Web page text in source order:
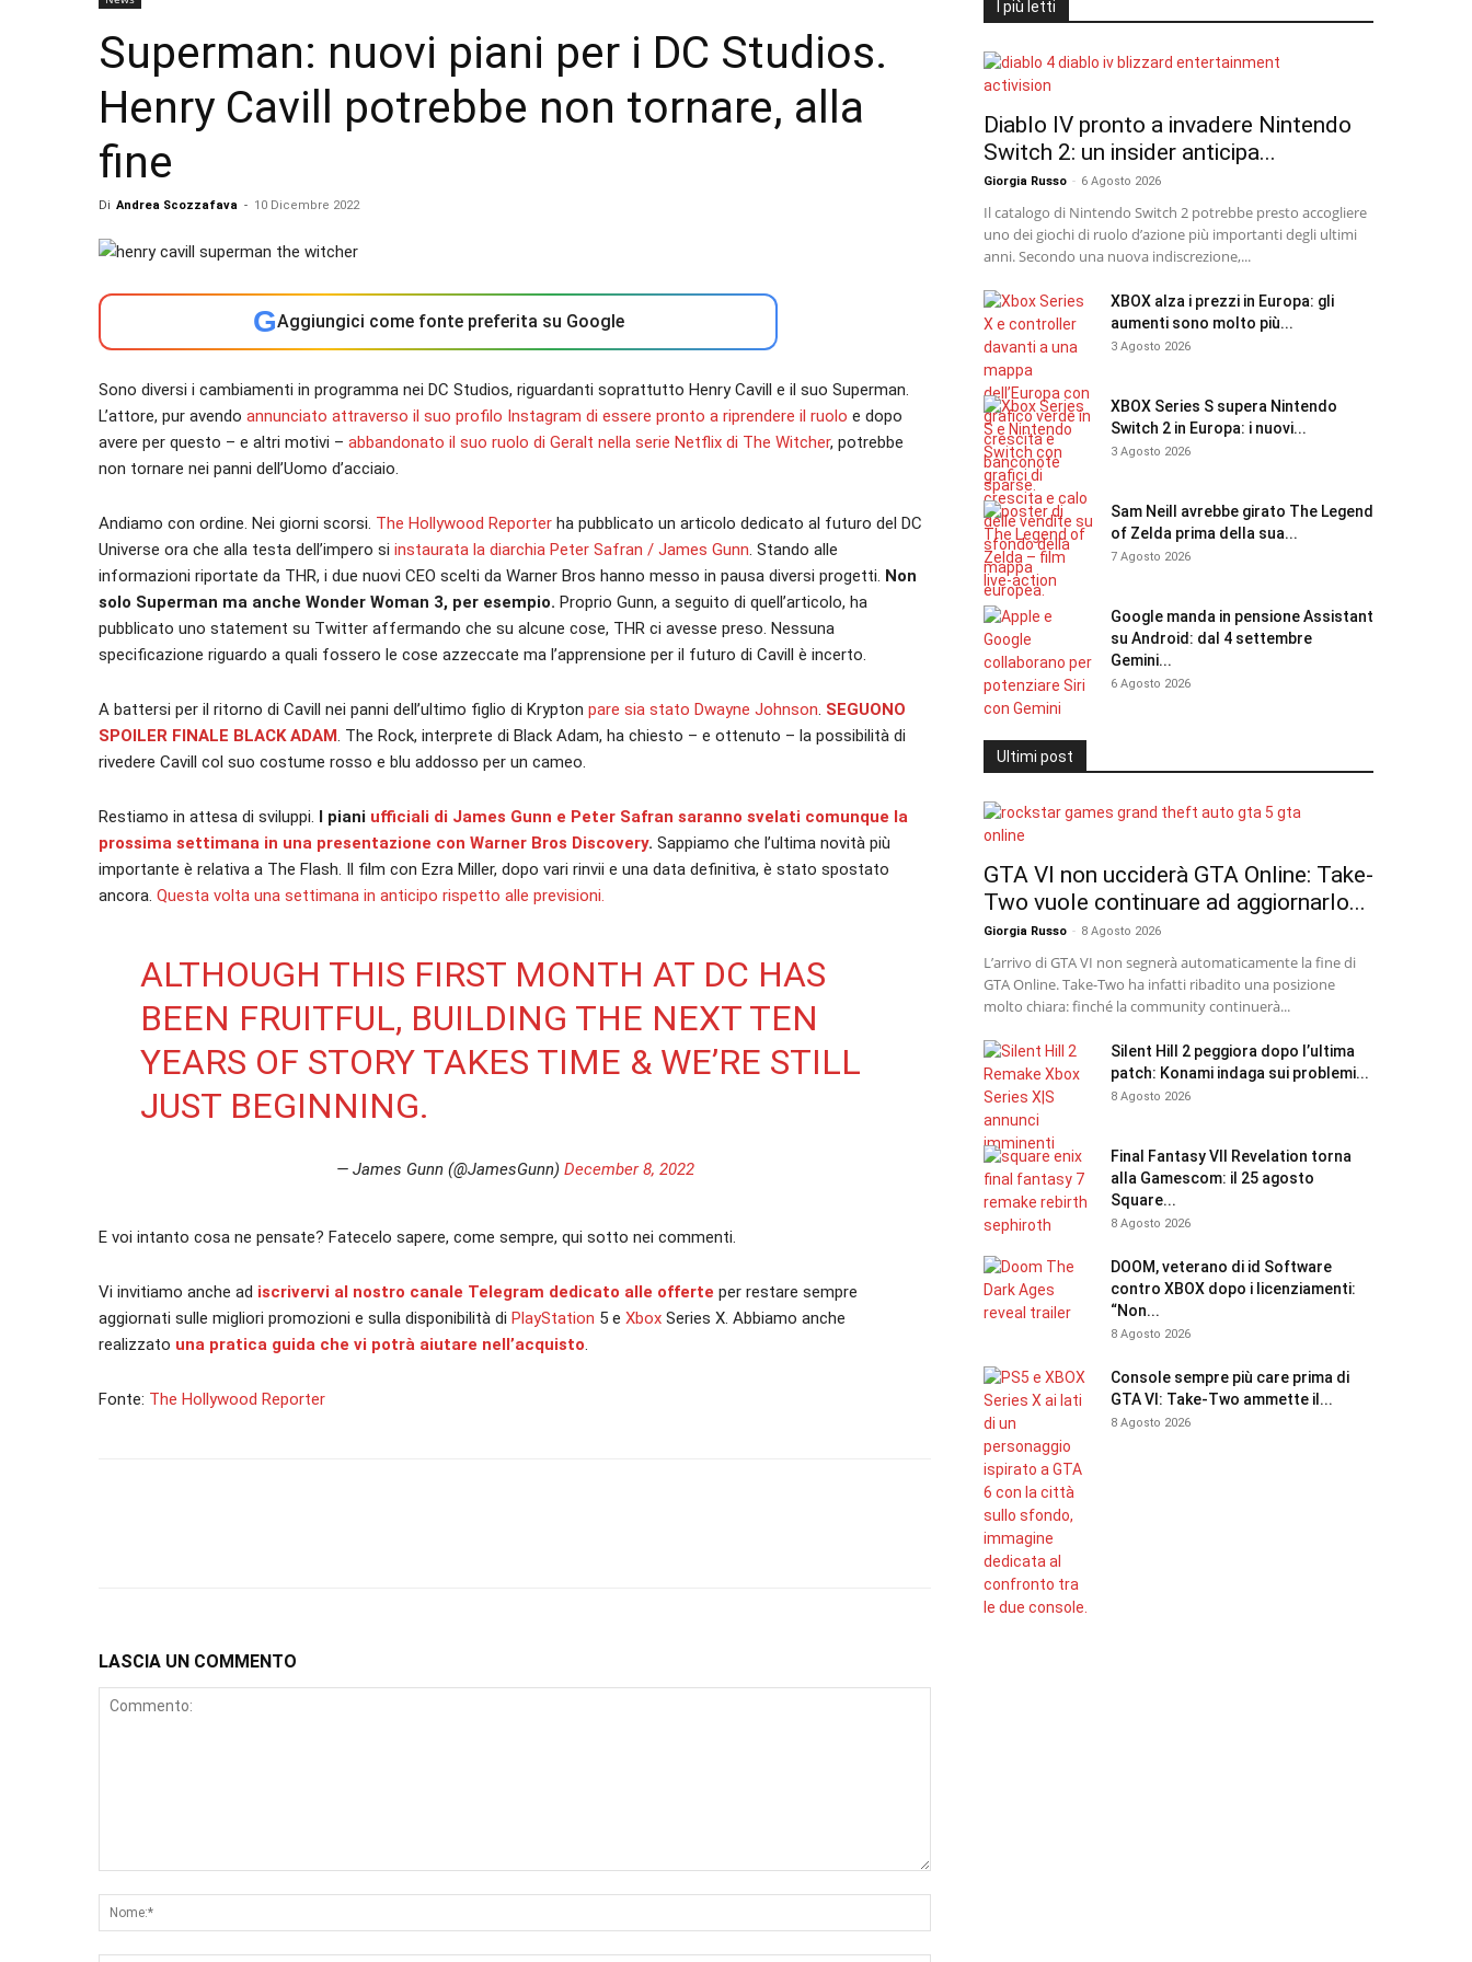
Superman: nuovi piani per i DC Studios.
Henry Cavill potrebbe non tornare, alla
fine
Di Andrea Scozzafava - 10 Dicembre 2022
GAggiungici come fonte preferita su Google
Sono diversi i cambiamenti in programma nei DC Studios, riguardanti soprattutto Henry Cavill e il suo Superman.
L’attore, pur avendo annunciato attraverso il suo profilo Instagram di essere pronto a riprendere il ruolo e dopo
avere per questo – e altri motivi – abbandonato il suo ruolo di Geralt nella serie Netflix di The Witcher, potrebbe
non tornare nei panni dell’Uomo d’acciaio.
Andiamo con ordine. Nei giorni scorsi. The Hollywood Reporter ha pubblicato un articolo dedicato al futuro del DC
Universe ora che alla testa dell’impero si instaurata la diarchia Peter Safran / James Gunn. Stando alle
informazioni riportate da THR, i due nuovi CEO scelti da Warner Bros hanno messo in pausa diversi progetti. Non
solo Superman ma anche Wonder Woman 3, per esempio. Proprio Gunn, a seguito di quell’articolo, ha
pubblicato uno statement su Twitter affermando che su alcune cose, THR ci avesse preso. Nessuna
specificazione riguardo a quali fossero le cose azzeccate ma l’apprensione per il futuro di Cavill è incerto.
A battersi per il ritorno di Cavill nei panni dell’ultimo figlio di Krypton pare sia stato Dwayne Johnson. SEGUONO
SPOILER FINALE BLACK ADAM. The Rock, interprete di Black Adam, ha chiesto – e ottenuto – la possibilità di
rivedere Cavill col suo costume rosso e blu addosso per un cameo.
Restiamo in attesa di sviluppi. I piani ufficiali di James Gunn e Peter Safran saranno svelati comunque la
prossima settimana in una presentazione con Warner Bros Discovery. Sappiamo che l’ultima novità più
importante è relativa a The Flash. Il film con Ezra Miller, dopo vari rinvii e una data definitiva, è stato spostato
ancora. Questa volta una settimana in anticipo rispetto alle previsioni.
ALTHOUGH THIS FIRST MONTH AT DC HAS
BEEN FRUITFUL, BUILDING THE NEXT TEN
YEARS OF STORY TAKES TIME & WE’RE STILL
JUST BEGINNING.
— James Gunn (@JamesGunn) December 8, 2022
E voi intanto cosa ne pensate? Fatecelo sapere, come sempre, qui sotto nei commenti.
Vi invitiamo anche ad iscrivervi al nostro canale Telegram dedicato alle offerte per restare sempre
aggiornati sulle migliori promozioni e sulla disponibilità di PlayStation 5 e Xbox Series X. Abbiamo anche
realizzato una pratica guida che vi potrà aiutare nell’acquisto.
Fonte: The Hollywood Reporter
LASCIA UN COMMENTO
I più letti
Diablo IV pronto a invadere Nintendo
Switch 2: un insider anticipa...
Giorgia Russo - 6 Agosto 2026
Il catalogo di Nintendo Switch 2 potrebbe presto accogliere
uno dei giochi di ruolo d’azione più importanti degli ultimi
anni. Secondo una nuova indiscrezione,...
XBOX alza i prezzi in Europa: gli
aumenti sono molto più...
3 Agosto 2026
XBOX Series S supera Nintendo
Switch 2 in Europa: i nuovi...
3 Agosto 2026
Sam Neill avrebbe girato The Legend
of Zelda prima della sua...
7 Agosto 2026
Google manda in pensione Assistant
su Android: dal 4 settembre
Gemini...
6 Agosto 2026
Ultimi post
GTA VI non ucciderà GTA Online: Take-
Two vuole continuare ad aggiornarlo...
Giorgia Russo - 8 Agosto 2026
L’arrivo di GTA VI non segnerà automaticamente la fine di
GTA Online. Take-Two ha infatti ribadito una posizione
molto chiara: finché la community continuerà...
Silent Hill 2 peggiora dopo l’ultima
patch: Konami indaga sui problemi...
8 Agosto 2026
Final Fantasy VII Revelation torna
alla Gamescom: il 25 agosto
Square...
8 Agosto 2026
DOOM, veterano di id Software
contro XBOX dopo i licenziamenti:
“Non...
8 Agosto 2026
Console sempre più care prima di
GTA VI: Take-Two ammette il...
8 Agosto 2026